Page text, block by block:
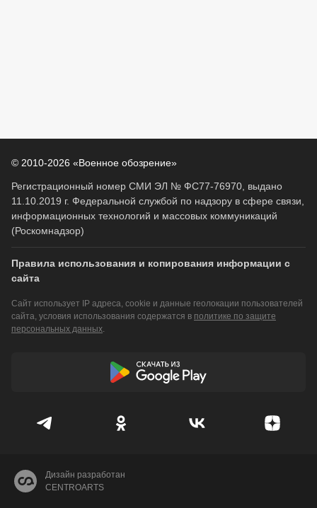
© 2010-2026 «Военное обозрение»
Регистрационный номер СМИ ЭЛ № ФС77-76970, выдано
11.10.2019 г. Федеральной службой по надзору в сфере связи,
информационных технологий и массовых коммуникаций
(Роскомнадзор)
Правила использования и копирования информации с
сайта
Сайт использует IP адреса, cookie и данные геолокации пользователей
сайта, условия использования содержатся в политике по защите
персональных данных.
Дизайн разработан
CENTROARTS